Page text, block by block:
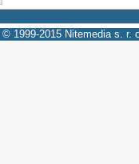
© 1999-2015 Nitemedia s. r.